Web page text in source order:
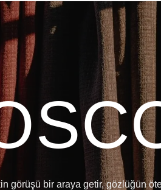
görüşü bir araya getir, gözlüğün